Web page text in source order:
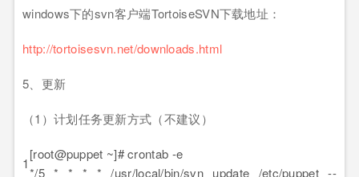
windows下的svn客户端TortoiseSVN下载地址：
http://tortoisesvn.net/downloads.html
5、更新
（1）计划任务更新方式（不建议）
1
[root@puppet ~]# crontab -e
*/5 * * * * /usr/local/bin/svn update /etc/puppet --